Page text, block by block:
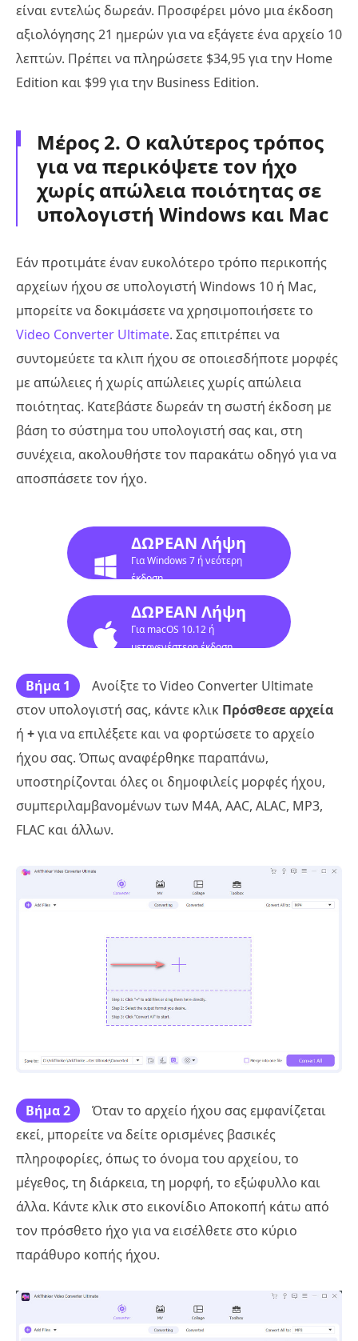
είναι εντελώς δωρεάν. Προσφέρει μόνο μια έκδοση
αξιολόγησης 21 ημερών για να εξάγετε ένα αρχείο 10
λεπτών. Πρέπει να πληρώσετε $34,95 για την Home
Edition και $99 για την Business Edition.
Μέρος 2. Ο καλύτερος τρόπος
για να περικόψετε τον ήχο
χωρίς απώλεια ποιότητας σε
υπολογιστή Windows και Mac
Εάν προτιμάτε έναν ευκολότερο τρόπο περικοπής
αρχείων ήχου σε υπολογιστή Windows 10 ή Mac,
μπορείτε να δοκιμάσετε να χρησιμοποιήσετε το
Video Converter Ultimate. Σας επιτρέπει να
συντομεύετε τα κλιπ ήχου σε οποιεσδήποτε μορφές
με απώλειες ή χωρίς απώλειες χωρίς απώλεια
ποιότητας. Κατεβάστε δωρεάν τη σωστή έκδοση με
βάση το σύστημα του υπολογιστή σας και, στη
συνέχεια, ακολουθήστε τον παρακάτω οδηγό για να
αποσπάσετε τον ήχο.
ΔΩΡΕΑΝ Λήψη
Για Windows 7 ή νεότερη
έκδοση
ΔΩΡΕΑΝ Λήψη
Για macOS 10.12 ή
μεταγενέστερη έκδοση
Βήμα 1
Ανοίξτε το Video Converter Ultimate
στον υπολογιστή σας, κάντε κλικ Πρόσθεσε αρχεία
ή +για να επιλέξετε και να φορτώσετε το αρχείο
ήχου σας. Όπως αναφέρθηκε παραπάνω,
υποστηρίζονται όλες οι δημοφιλείς μορφές ήχου,
συμπεριλαμβανομένων των M4A, AAC, ALAC, MP3,
FLAC και άλλων.
Βήμα 2
Όταν το αρχείο ήχου σας εμφανίζεται
εκεί, μπορείτε να δείτε ορισμένες βασικές
πληροφορίες, όπως το όνομα του αρχείου, το
μέγεθος, τη διάρκεια, τη μορφή, το εξώφυλλο και
άλλα. Κάντε κλικ στο εικονίδιο Αποκοπή κάτω από
τον πρόσθετο ήχο για να εισέλθετε στο κύριο
παράθυρο κοπής ήχου.